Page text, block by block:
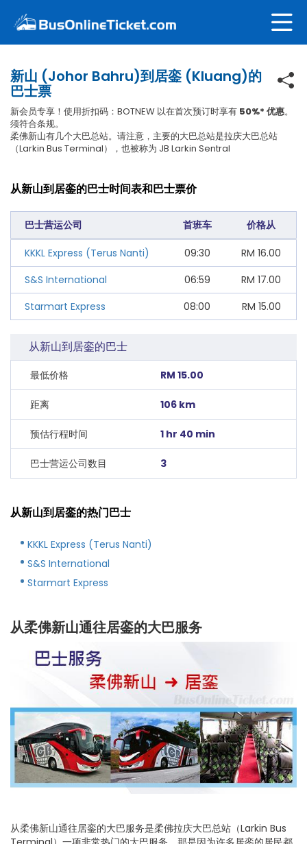
新山 (Johor Bahru)到居銮 (Kluang)的
巴士票
新会员专享！使用折扣码：BOTNEW 以在首次预订时享有 50%* 优惠。
须符合条规。
柔佛新山有几个大巴总站。请注意，主要的大巴总站是拉庆大巴总站
（Larkin Bus Terminal），也被称为 JB Larkin Sentral
从新山到居銮的巴士时间表和巴士票价
巴士营运公司 首班车 价格从
KKKL Express (Terus Nanti) 09:30 RM 16.00
S&S International
06:59 RM 17.00
Starmart Express
08:00 RM 15.00
从新山到居銮的巴士
最低价格 RM 15.00
距离 106 km
预估行程时间 1 hr 40 min
巴士营运公司数目 3
从新山到居銮的热门巴士
KKKL Express (Terus Nanti)
S&S International
Starmart Express
从柔佛新山通往居銮的大巴服务
从柔佛新山通往居銮的大巴服务是柔佛拉庆大巴总站（Larkin Bus